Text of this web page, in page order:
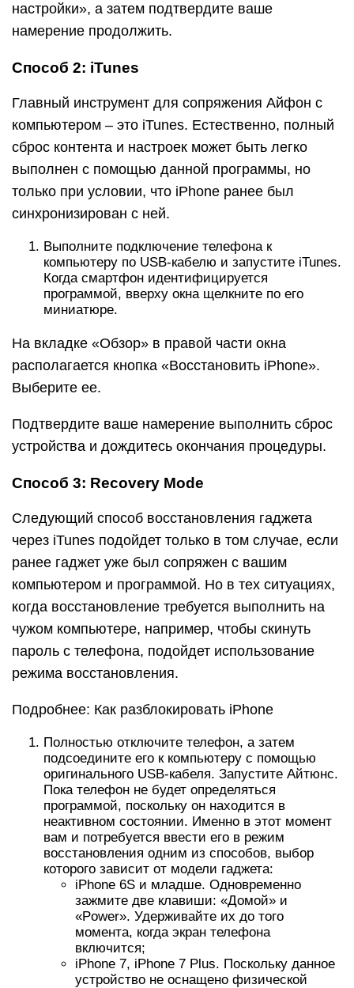
настройки», а затем подтвердите ваше
намерение продолжить.
Способ 2: iTunes
Главный инструмент для сопряжения Айфон с
компьютером – это iTunes. Естественно, полный
сброс контента и настроек может быть легко
выполнен с помощью данной программы, но
только при условии, что iPhone ранее был
синхронизирован с ней.
Выполните подключение телефона к
компьютеру по USB-кабелю и запустите iTunes.
Когда смартфон идентифицируется
программой, вверху окна щелкните по его
миниатюре.
На вкладке «Обзор» в правой части окна
располагается кнопка «Восстановить iPhone».
Выберите ее.
Подтвердите ваше намерение выполнить сброс
устройства и дождитесь окончания процедуры.
Способ 3: Recovery Mode
Следующий способ восстановления гаджета
через iTunes подойдет только в том случае, если
ранее гаджет уже был сопряжен с вашим
компьютером и программой. Но в тех ситуациях,
когда восстановление требуется выполнить на
чужом компьютере, например, чтобы скинуть
пароль с телефона, подойдет использование
режима восстановления.
Подробнее: Как разблокировать iPhone
Полностью отключите телефон, а затем
подсоедините его к компьютеру с помощью
оригинального USB-кабеля. Запустите Айтюнс.
Пока телефон не будет определяться
программой, поскольку он находится в
неактивном состоянии. Именно в этот момент
вам и потребуется ввести его в режим
восстановления одним из способов, выбор
которого зависит от модели гаджета:
iPhone 6S и младше. Одновременно
зажмите две клавиши: «Домой» и
«Power». Удерживайте их до того
момента, когда экран телефона
включится;
iPhone 7, iPhone 7 Plus. Поскольку данное
устройство не оснащено физической